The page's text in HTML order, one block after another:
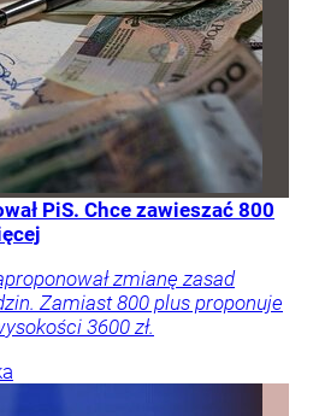
PiS. Chce zawieszać 800
zmianę zasad
Zamiast 800 plus proponuje
3600 zł.